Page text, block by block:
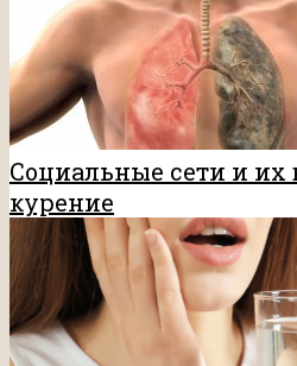
Социальные сети и их
курение